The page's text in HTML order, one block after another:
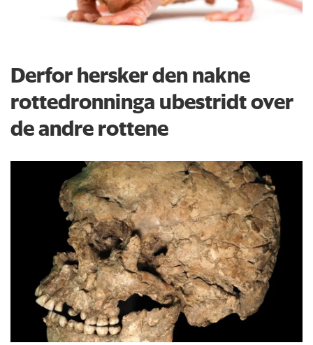
Derfor hersker den nakne
rottedronninga ubestridt over
de andre rottene